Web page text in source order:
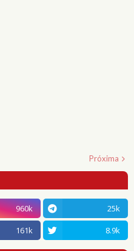
Próxima
960k
25k
161k 8.9k